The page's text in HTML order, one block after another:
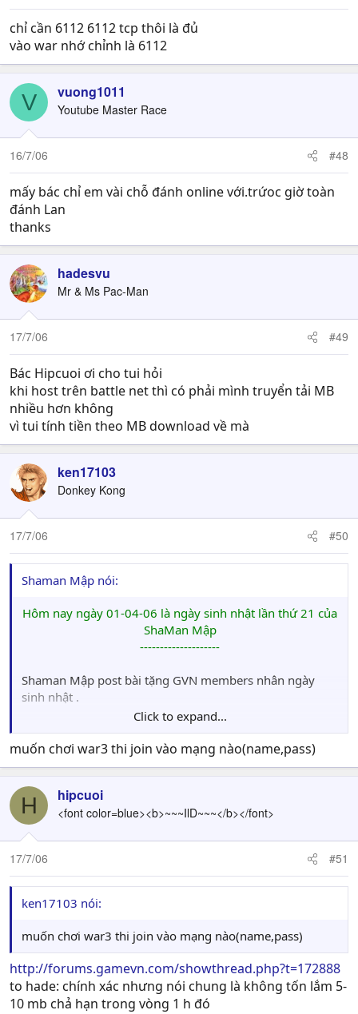
chỉ cần 6112 6112 tcp thôi là đủ
vào war nhớ chỉnh là 6112
V vuong1011
Youtube Master Race
16/7/06 #48
mấy bác chỉ em vài chỗ đánh online với.trứoc giờ toàn
đánh Lan
thanks
hadesvu
Mr & Ms Pac-Man
17/7/06 #49
Bác Hipcuoi ơi cho tui hỏi
khi host trên battle net thì có phải mình truyển tải MB
nhiều hơn không
vì tui tính tiền theo MB download về mà
ken17103
Donkey Kong
17/7/06 #50
Shaman Mập nói:
Hôm nay ngày 01-04-06 là ngày sinh nhật lần thứ 21 của
ShaMan Mập
--------------------
Shaman Mập post bài tặng GVN members nhân ngày
sinh nhật .
( đề nghị MOD để topic này 1 thời gian rồi mới quăng
vào hamachi update - vì trong topic đó hơi rối )
Đã có nhiều bạn hỏi về host game rồi tắt firewall để chơi
trên Bnet hoặc chơi trên mạng Lan . Qua nhiều topic chỉ
dẫn , các bạn bị rối . Do vậy ShamaN Mập tổng hợp cách
với các game khác , bạn open port mà game đó đòi hỏi ).
Để khắc phục việc lag hay ko nhận ra host trong hamachi
:
Click to expand...
muốn chơi war3 thi join vào mạng nào(name,pass)
H hipcuoi
<font color=blue><b>~~~IlD~~~</b></font>
17/7/06 #51
ken17103 nói:
muốn chơi war3 thi join vào mạng nào(name,pass)
http://forums.gamevn.com/showthread.php?t=172888
to hade: chính xác nhưng nói chung là không tốn lắm 5-
10 mb chả hạn trong vòng 1 h đó